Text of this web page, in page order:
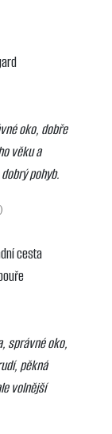
oko, dobře
věku a
pohyb.
cesta
správné oko,
pěkná
volnější